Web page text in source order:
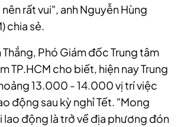
rất vui", anh Nguyễn Hùng
chia sẻ.
Phó Giám đốc Trung tâm
TP.HCM cho biết, hiện nay Trung
13.000 - 14.000 vị trí việc
động sau kỳ nghỉ Tết. "Mong
lao động là trở về địa phương đón